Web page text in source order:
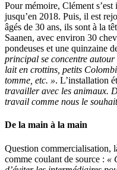
Pour mémoire, Clément
jusqu’en 2018. Puis, il est
âgés de 30 ans, ils sont à la
Saanen, avec environ 30
pondeuses et une quinzaine
principal se concentre
lait en crottins, petits
tomme, etc. ». L’installation
travailler avec les animaux.
travail comme nous le
De la main à la main
Question commercialisation,
comme coulant de source : «